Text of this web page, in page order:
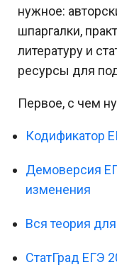
нужное:
шпаргалки,
литературу и
ресурсы для
Первое, с чем
Кодификатор
Демоверсия
изменения
Вся теория
СтатГрад ЕГЭ